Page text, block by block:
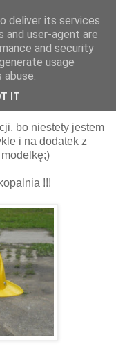
bo niestety jestem
i na dodatek z
!!!
deliver its services
and user-agent are
and security
usage
IT